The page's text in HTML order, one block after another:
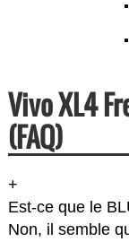
Vivo XL4
(FAQ)
+
Est-ce que le
Non, il semble